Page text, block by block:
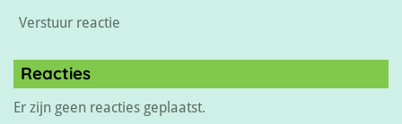
Verstuur reactie
Reacties
Er zijn geen reacties geplaatst.